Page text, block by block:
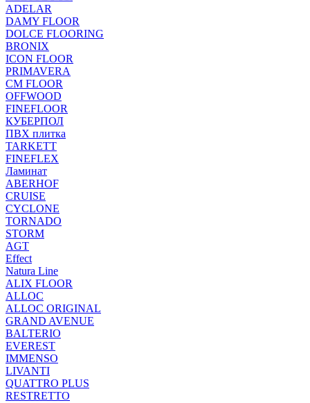
ADELAR
DAMY FLOOR
DOLCE FLOORING
BRONIX
ICON FLOOR
PRIMAVERA
CM FLOOR
OFFWOOD
FINEFLOOR
КУБЕРПОЛ
ПВХ плитка
TARKETT
FINEFLEX
Ламинат
ABERHOF
CRUISE
CYCLONE
TORNADO
STORM
AGT
Effect
Natura Line
ALIX FLOOR
ALLOC
ALLOC ORIGINAL
GRAND AVENUE
BALTERIO
EVEREST
IMMENSO
LIVANTI
QUATTRO PLUS
RESTRETTO